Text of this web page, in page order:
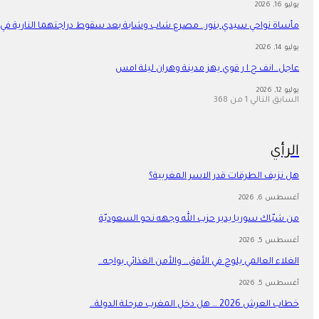
يوليو 16, 2026
مأساة نواحي سيدي بنور.. مصرع شاب وشابة بعد سقوط دراجتهما النارية
يوليو 14, 2026
عاجل…انف ج ا ر قوي يهز مدينة وهران ليلة امس
يوليو 12, 2026
السابق التالي 1 من 368
الرأي
هل نزيف الطرقات قدر الاسر المغربية؟
أغسطس 6, 2026
من شبّاك سوريا يدير حزب الله وجهه نحو السعوديّة
أغسطس 5, 2026
الغلاء العالمي يلوح في الأفق… والأمن الغذائي يواجه…
أغسطس 5, 2026
خطاب العرش 2026 … هل دخل المغرب مرحلة الدولة…